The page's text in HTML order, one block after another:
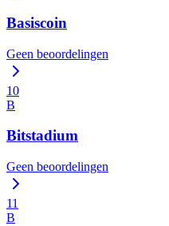
Basiscoin
Geen beoordelingen
10
B
Bitstadium
Geen beoordelingen
11
B